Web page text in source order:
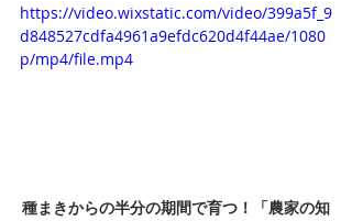
https://video.wixstatic.com/video/399a5f_9
d848527cdfa4961a9efdc620d4f44ae/1080
p/mp4/file.mp4
種まきからの半分の期間で育つ！「農家の知